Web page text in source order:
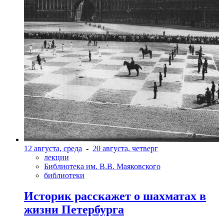
12 августа, среда - 20 августа, четверг
лекции
Библиотека им. В.В. Маяковского
библиотеки
Историк расскажет о шахматах в
жизни Петербурга